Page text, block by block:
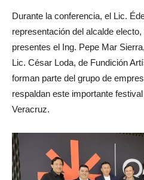
Durante la conferencia, el Lic.
representación del alcalde
presentes el Ing. Pepe Mar
Lic. César Loda, de Fundición
forman parte del grupo de
respaldan este importante
Veracruz.